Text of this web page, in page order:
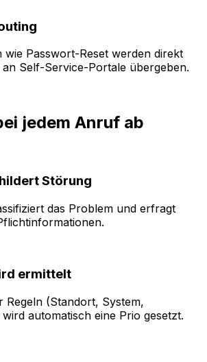
wie Passwort-Reset werden direkt
Self-Service-Portale übergeben.
jedem Anruf ab
Störung
das Problem und erfragt
ermittelt
Regeln (Standort, System,
automatisch eine Prio gesetzt.